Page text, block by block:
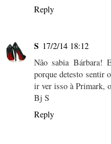
Reply
S 17/2/14 18:12
Não sabia Bárbara!
porque detesto sentir
ir ver isso à Primark,
Bj S
Reply